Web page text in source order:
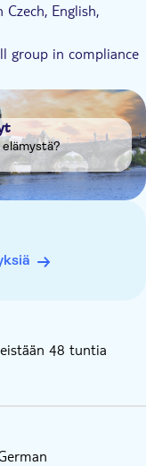
English,
group in compliance
such as
of distances during
available
(facemask or
48 tuntia